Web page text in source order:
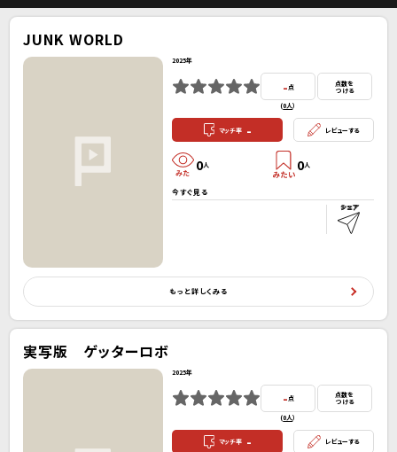
JUNK WORLD
2025年
- 点
(0人）
点数を
つける
マッチ率 - レビューする
0人 0人
今すぐ見る
もっと詳しくみる
実写版 ゲッターロボ
2025年
-点
(0人）
点数を
つける
マッチ率 - レビューする